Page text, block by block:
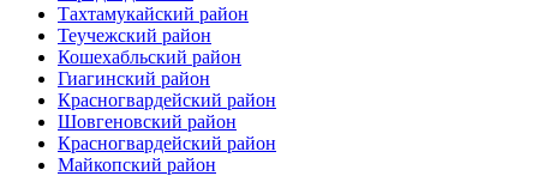
Тахтамукайский район
Теучежский район
Кошехабльский район
Гиагинский район
Красногвардейский район
Шовгеновский район
Красногвардейский район
Майкопский район